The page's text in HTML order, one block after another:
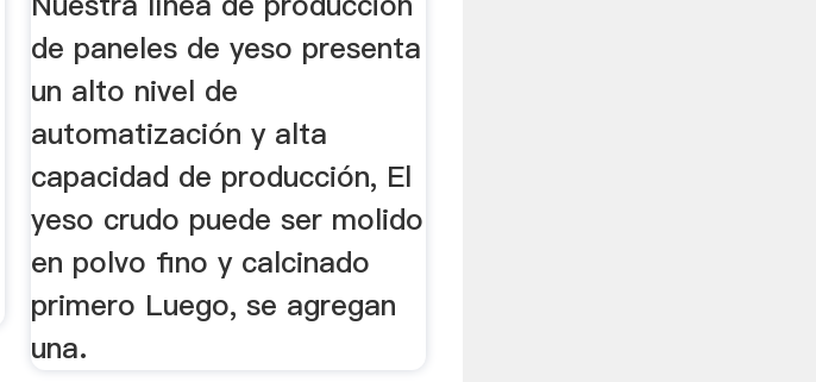
de paneles de yeso presenta
un alto nivel de
automatización y alta
capacidad de producción, El
yeso crudo puede ser molido
en polvo fino y calcinado
primero Luego, se agregan
una.